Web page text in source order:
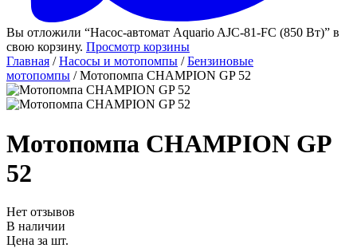
Вы отложили “Насос-автомат Aquario AJC-81-FС (850 Вт)” в
свою корзину. Просмотр корзины
Главная /Насосы и мотопомпы /Бензиновые
мотопомпы / Мотопомпа CHAMPION GP 52
Мотопомпа CHAMPION GP
52
Нет отзывов
В наличии
Цена за шт.